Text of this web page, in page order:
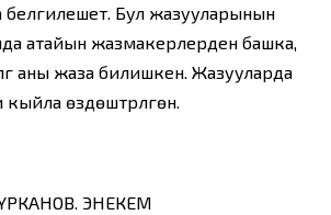
белгилешет. Бул жазууларынын
атайын жазмакерлерден башка,
аны жаза билишкен. Жазууларда
өздөштүрүлгөн.
ЭНЕКЕМ